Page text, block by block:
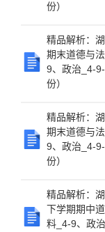
份）
精品解析：
期末道德与
9、政治_4-
份）
精品解析：
期末道德与
9、政治_4-
份）
精品解析：
下学期期中
料_4-9、政